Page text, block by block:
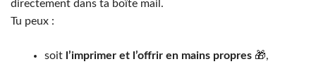
directement dans ta boîte mail.
Tu peux :
soit l’imprimer et l’offrir en mains propres 🎁,